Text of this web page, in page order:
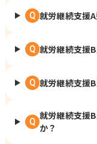
Q 就労継続支援
Q 就労継続支援
Q 就労継続支援
Q
就労継続支援
か？